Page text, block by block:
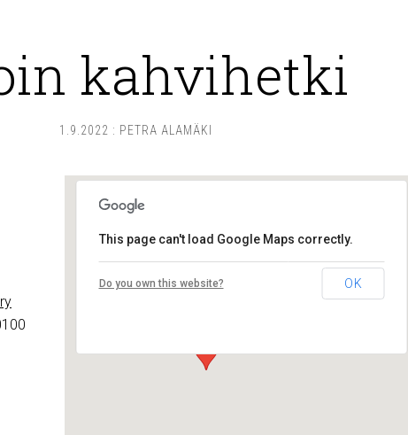
kahvihetki
1.9.2022 : PETRA ALAMÄKI
Lounais-Suomen – SYLI ry
Maariankatu 8 D 104 - Turku
This page can't load Google Maps correctly.
Do you own this website? OK